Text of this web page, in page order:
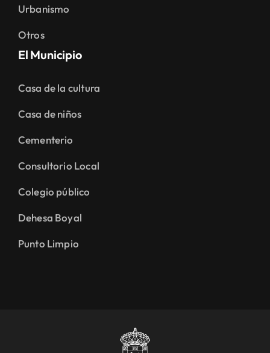
Urbanismo
Otros
El Municipio
Casa de la cultura
Casa de niños
Cementerio
Consultorio Local
Colegio público
Dehesa Boyal
Punto Limpio